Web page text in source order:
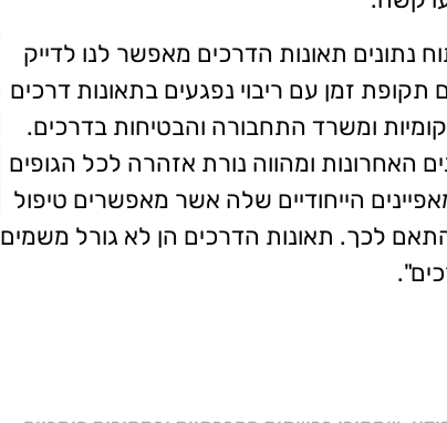
נתונים תאונות הדרכים מאפשר לנו לדייק
זמן עם ריבוי נפגעים בתאונות דרכים
ומשרד התחבורה והבטיחות בדרכים.
האחרונות ומהווה נורת אזהרה לכל הגופים
הייחודיים שלה אשר מאפשרים טיפול
לכך. תאונות הדרכים הן לא גורל משמים